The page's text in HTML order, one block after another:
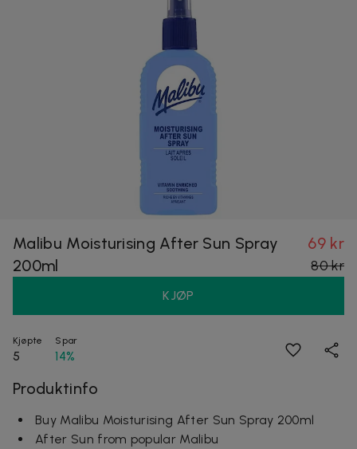
Malibu Moisturising After Sun Spray
200ml
69 kr
80 kr
KJØP
Kjøpte
5
Spar
14%
Produktinfo
Buy Malibu Moisturising After Sun Spray 200ml
After Sun from popular Malibu